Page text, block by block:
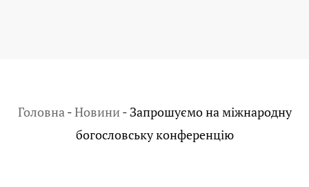
Головна-Новини- Запрошуємо на міжнародну
богословську конференцію